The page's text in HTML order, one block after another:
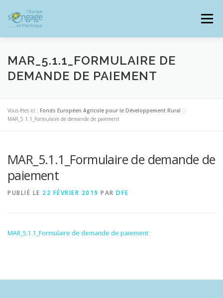
contenu
Menu
RESSOURCES DOCUMENTAIRES
MAR_5.1.1_FORMULAIRE DE
DEMANDE DE PAIEMENT
Vous êtes ici : Fonds Européen Agricole pour le Développement Rural >
MAR_5.1.1_Formulaire de demande de paiement
MAR_5.1.1_Formulaire de demande de
paiement
PUBLIÉ LE 22 FÉVRIER 2019 PAR DFE
MAR_5.1.1_Formulaire de demande de paiement